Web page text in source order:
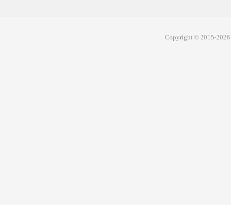
Copyright © 2015-2026